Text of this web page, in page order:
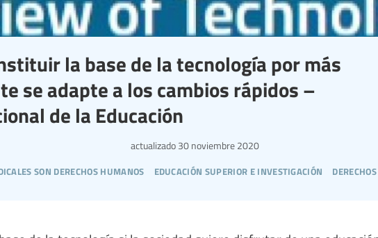
la base de la tecnología por más
se adapte a los cambios rápidos –
de la Educación
son derechos humanos educación superior e investigación
actualizado 30 noviembre 2020